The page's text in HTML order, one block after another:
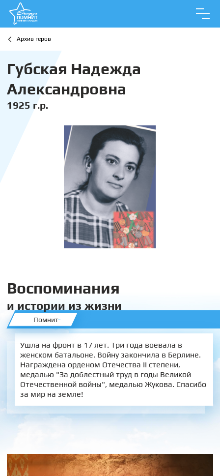
Архив геров
Губская Надежда
Александровна
1925 г.р.
Воспоминания
и истории из жизни
Помнит
Ушла на фронт в 17 лет. Три года воевала в
женском батальоне. Войну закончила в Берлине.
Награждена орденом Отечества II степени,
медалью "За доблестный труд в годы Великой
Отечественной войны", медалью Жукова. Спасибо
за мир на земле!